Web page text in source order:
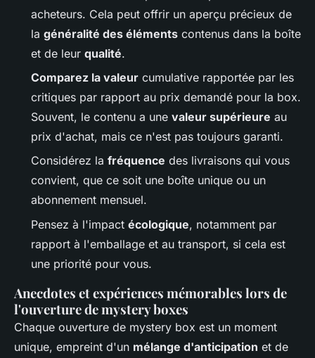
acheteurs. Cela peut offrir un aperçu précieux de
la généralité des éléments contenus dans la boîte
et de leur qualité.
Comparez la valeur cumulative rapportée par les
critiques par rapport au prix demandé pour la box.
Souvent, le contenu a une valeur supérieure au
prix d'achat, mais ce n'est pas toujours garanti.
Considérez la fréquence des livraisons qui vous
convient, que ce soit une boîte unique ou un
abonnement mensuel.
Pensez à l'impact écologique, notamment par
rapport à l'emballage et au transport, si cela est
une priorité pour vous.
Anecdotes et expériences mémorables lors de
l'ouverture de mystery boxes
Chaque ouverture de mystery box est un moment
unique, empreint d'un mélange d'anticipation et de